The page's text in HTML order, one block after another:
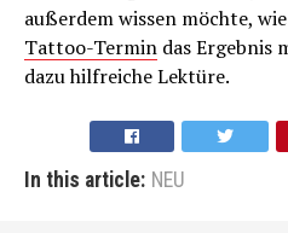
außerdem wissen möchte,
Tattoo-Termin das Ergebnis
dazu hilfreiche Lektüre.
In this article: NEU